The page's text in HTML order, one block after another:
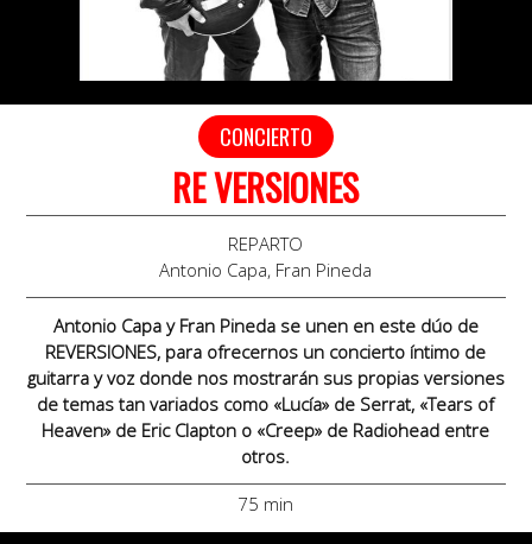
CONCIERTO
RE VERSIONES
REPARTO
Antonio Capa, Fran Pineda
Antonio Capa y Fran Pineda se unen en este dúo de
REVERSIONES, para ofrecernos un concierto íntimo de
guitarra y voz donde nos mostrarán sus propias versiones
de temas tan variados como «Lucía» de Serrat, «Tears of
Heaven» de Eric Clapton o «Creep» de Radiohead entre
otros.
75 min